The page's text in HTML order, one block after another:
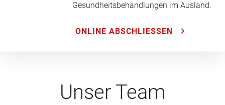
Gesundheitsbehandlungen im Ausland.
ONLINE ABSCHLIESSEN
Unser Team